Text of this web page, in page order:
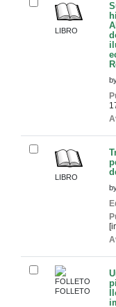
LIBRO
LIBRO
FOLLETO